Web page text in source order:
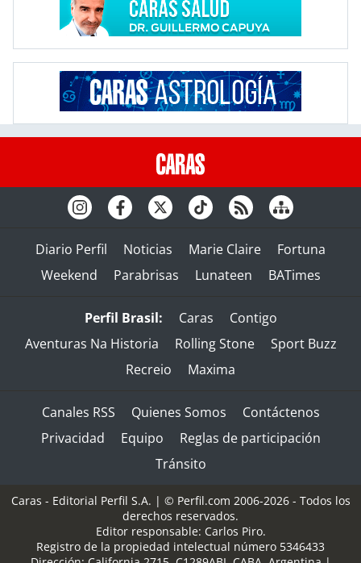
Diario Perfil Noticias Marie Claire
Fortuna
Weekend
Parabrisas Lunateen BATimes
Perfil Brasil: Caras
Contigo
Aventuras Na Historia
Rolling Stone
Sport Buzz
Recreio
Maxima
Canales RSS Quienes Somos
Contáctenos
Privacidad
Equipo
Reglas de participación
Tránsito
Caras - Editorial Perfil S.A. | © Perfil.com 2006-2026 - Todos los
derechos reservados.
Editor responsable: Carlos Piro.
Registro de la propiedad intelectual número 5346433